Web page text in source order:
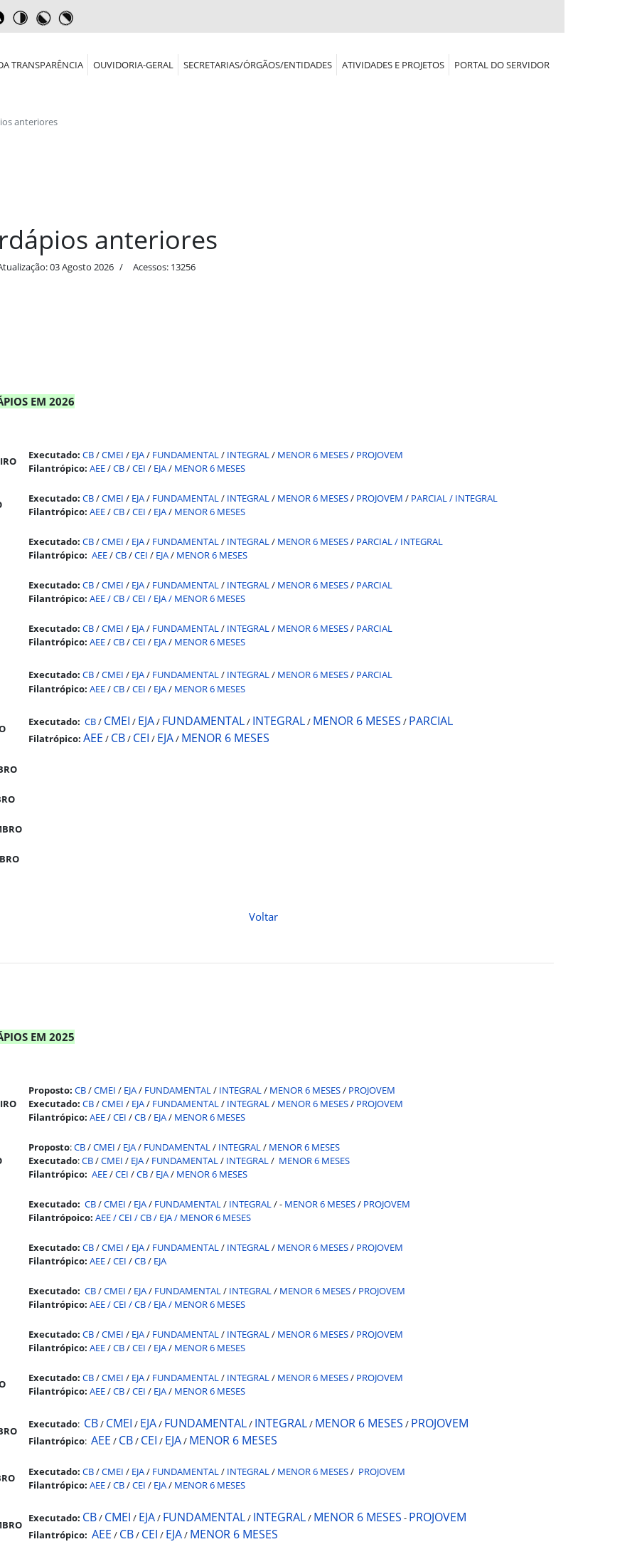
TRANSPARÊNCIA OUVIDORIA-GERAL SECRETARIAS/ÓRGÃOS/ENTIDADES ATIVIDADES E PROJETOS PORTAL DO SERVIDOR
anteriores
anteriores
03 Agosto 2026 Acessos: 13256
EM 2026
Executado: CB/CMEI / EJA/ FUNDAMENTAL/ INTEGRAL/ MENOR 6 MESES/ PROJOVEM
Filantrópico: AEE/CB/CEI / EJA/ MENOR 6 MESES
Executado: CB/CMEI / EJA/ FUNDAMENTAL/ INTEGRAL/ MENOR 6 MESES/ PROJOVEM / PARCIAL / INTEGRAL
Filantrópico: AEE/CB/CEI / EJA/ MENOR 6 MESES
Executado: CB/CMEI / EJA/ FUNDAMENTAL/ INTEGRAL/ MENOR 6 MESES/ PARCIAL / INTEGRAL
Filantrópico: AEE/CB/CEI / EJA/ MENOR 6 MESES
Executado: CB/CMEI / EJA/ FUNDAMENTAL/ INTEGRAL/ MENOR 6 MESES/ PARCIAL
Filantrópico: AEE/CB/CEI / EJA/ MENOR 6 MESES
Executado: CB/CMEI / EJA/ FUNDAMENTAL/ INTEGRAL/ MENOR 6 MESES/ PARCIAL
Filantrópico: AEE/CB/CEI / EJA/ MENOR 6 MESES
Executado: CB/CMEI / EJA/ FUNDAMENTAL/ INTEGRAL/ MENOR 6 MESES/ PARCIAL
Filantrópico: AEE/CB/CEI / EJA/ MENOR 6 MESES
Executado: CB/ CMEI / EJA/ FUNDAMENTAL/ INTEGRAL/ MENOR 6 MESES / PARCIAL
Filatrópico: AEE / CB/ CEI / EJA/ MENOR 6 MESES
Voltar
EM 2025
Proposto: CB/CMEI / EJA/ FUNDAMENTAL/ INTEGRAL/ MENOR 6 MESES/ PROJOVEM
Executado: CB/CMEI / EJA/ FUNDAMENTAL/ INTEGRAL/ MENOR 6 MESES/ PROJOVEM
Filantrópico: AEE/CEI /CB/ EJA/ MENOR 6 MESES
Proposto:CB/CMEI / EJA/ FUNDAMENTAL/ INTEGRAL/ MENOR 6 MESES
Executado:CB/CMEI / EJA/ FUNDAMENTAL/ INTEGRAL/ MENOR 6 MESES
Filantrópico: AEE/CEI /CB/ EJA/ MENOR 6 MESES
Executado: CB/CMEI / EJA/ FUNDAMENTAL/ INTEGRAL/ - MENOR 6 MESES/ PROJOVEM
Filantrópoico: AEE/CEI /CB/ EJA/ MENOR 6 MESES
Executado: CB/CMEI / EJA/ FUNDAMENTAL/ INTEGRAL/ MENOR 6 MESES/ PROJOVEM
Filantrópico: AEE/CEI /CB/ EJA
Executado: CB/CMEI / EJA/ FUNDAMENTAL/ INTEGRAL/ MENOR 6 MESES/ PROJOVEM
Filantrópico: AEE/CEI /CB/ EJA/ MENOR 6 MESES
Executado: CB/CMEI / EJA/ FUNDAMENTAL/ INTEGRAL/ MENOR 6 MESES/ PROJOVEM
Filantrópico: AEE/CB/CEI / EJA/ MENOR 6 MESES
Executado: CB/CMEI / EJA/ FUNDAMENTAL/ INTEGRAL/ MENOR 6 MESES/ PROJOVEM
Filantrópico: AEE/CB/CEI / EJA/ MENOR 6 MESES
Executado: CB/ CMEI / EJA/ FUNDAMENTAL/ INTEGRAL/ MENOR 6 MESES / PROJOVEM
Filantrópico: AEE / CB/ CEI / EJA/ MENOR 6 MESES
Executado: CB/CMEI / EJA/ FUNDAMENTAL/ INTEGRAL/ MENOR 6 MESES/ PROJOVEM
Filantrópico: AEE/CB/CEI / EJA/ MENOR 6 MESES
Executado: CB/ CMEI / EJA/ FUNDAMENTAL/ INTEGRAL/ MENOR 6 MESES - PROJOVEM
Filantrópico: AEE / CB/ CEI / EJA/ MENOR 6 MESES